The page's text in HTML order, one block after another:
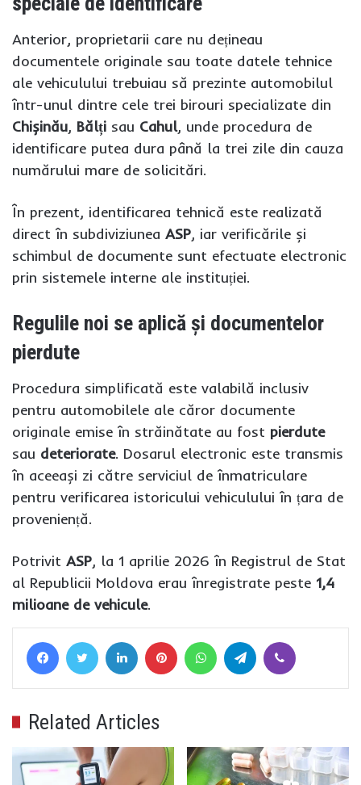
Anterior, proprietarii care nu dețineau
documentele originale sau toate datele tehnice
ale vehiculului trebuiau să prezinte automobilul
într-unul dintre cele trei birouri specializate din
Chișinău, Bălți sau Cahul, unde procedura de
identificare putea dura până la trei zile din cauza
numărului mare de solicitări.
În prezent, identificarea tehnică este realizată
direct în subdiviziunea ASP, iar verificările și
schimbul de documente sunt efectuate electronic
prin sistemele interne ale instituției.
Regulile noi se aplică și documentelor
pierdute
Procedura simplificată este valabilă inclusiv
pentru automobilele ale căror documente
originale emise în străinătate au fost pierdute
sau deteriorate. Dosarul electronic este transmis
în aceeași zi către serviciul de înmatriculare
pentru verificarea istoricului vehiculului în țara de
proveniență.
Potrivit ASP, la 1 aprilie 2026 în Registrul de Stat
al Republicii Moldova erau înregistrate peste 1,4
milioane de vehicule.
FacebookTwitter LinkedIn Pinterest WhatsAppTelegram
Related Articles